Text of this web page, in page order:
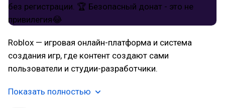
Roblox — игровая онлайн-платформа и система
создания игр, где контент создают сами
пользователи и студии-разработчики.
Показать полностью